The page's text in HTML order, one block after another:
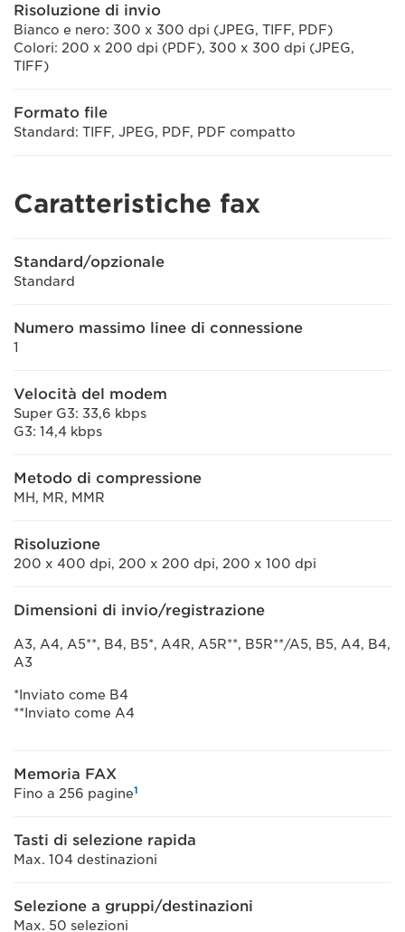
Risoluzione di invio
Bianco e nero: 300 x 300 dpi (JPEG, TIFF, PDF)
Colori: 200 x 200 dpi (PDF), 300 x 300 dpi (JPEG,
TIFF)
Formato file
Standard: TIFF, JPEG, PDF, PDF compatto
Caratteristiche fax
Standard/opzionale
Standard
Numero massimo linee di connessione
1
Velocità del modem
Super G3: 33,6 kbps
G3: 14,4 kbps
Metodo di compressione
MH, MR, MMR
Risoluzione
200 x 400 dpi, 200 x 200 dpi, 200 x 100 dpi
Dimensioni di invio/registrazione
A3, A4, A5**, B4, B5*, A4R, A5R**, B5R**/A5, B5, A4, B4,
A3
*Inviato come B4
**Inviato come A4
Memoria FAX
Fino a 256 pagine1
Tasti di selezione rapida
Max. 104 destinazioni
Selezione a gruppi/destinazioni
Max. 50 selezioni